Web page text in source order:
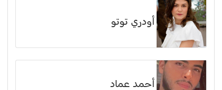
أودري توتو
أحمد عماد